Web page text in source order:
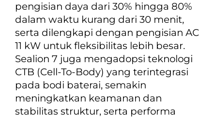
pengisian daya dari 30% hingga 80%
dalam waktu kurang dari 30 menit,
serta dilengkapi dengan pengisian AC
11 kW untuk fleksibilitas lebih besar.
Sealion 7 juga mengadopsi teknologi
CTB (Cell-To-Body) yang terintegrasi
pada bodi baterai, semakin
meningkatkan keamanan dan
stabilitas struktur, serta performa